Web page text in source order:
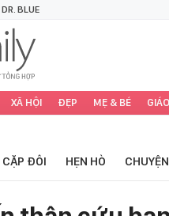
DR. BLUE
XÃ HỘI ĐẸP MẸ & BÉ
CẶP ĐÔI HẸN HÒ